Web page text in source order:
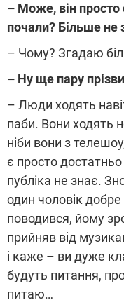
– Може, він просто
почали? Більше не
– Чому? Згадаю
– Ну ще пару
– Люди ходять
паби. Вони ходять
ніби вони з
є просто
публіка не знає.
один чоловік
поводився, йому
прийняв від
і каже – ви дуже
будуть питання,
питаю…